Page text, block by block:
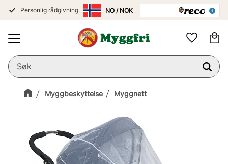
Personlig rådgivning
Favoritter
Myggbeskyttelse Myggnett